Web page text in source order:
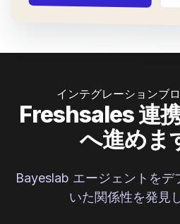
インテグレーションブ
Freshsales 連
へ進めま
Bayeslab エージェントをデ
いた関係性を発見